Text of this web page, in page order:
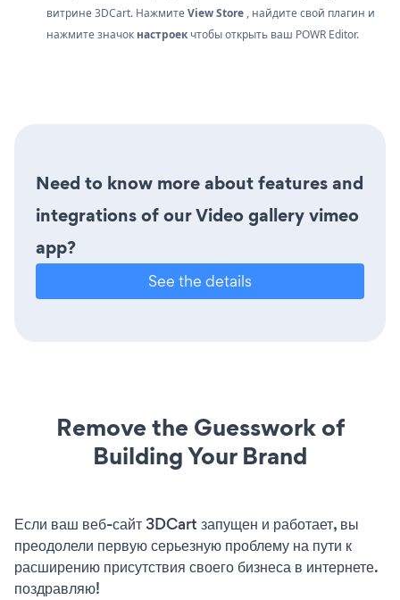
витрине 3DCart. НажмитеView Store , найдите свой плагин и
нажмите значок настроек чтобы открыть ваш POWR Editor.
Need to know more about features and
integrations of our Video gallery vimeo
app?
See the details
Remove the Guesswork of
Building Your Brand
Если ваш веб-сайт 3DCart запущен и работает, вы
преодолели первую серьезную проблему на пути к
расширению присутствия своего бизнеса в интернете.
поздравляю!